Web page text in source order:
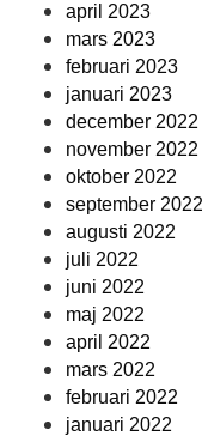
april 2023
mars 2023
februari 2023
januari 2023
december 2022
november 2022
oktober 2022
september 2022
augusti 2022
juli 2022
juni 2022
maj 2022
april 2022
mars 2022
februari 2022
januari 2022